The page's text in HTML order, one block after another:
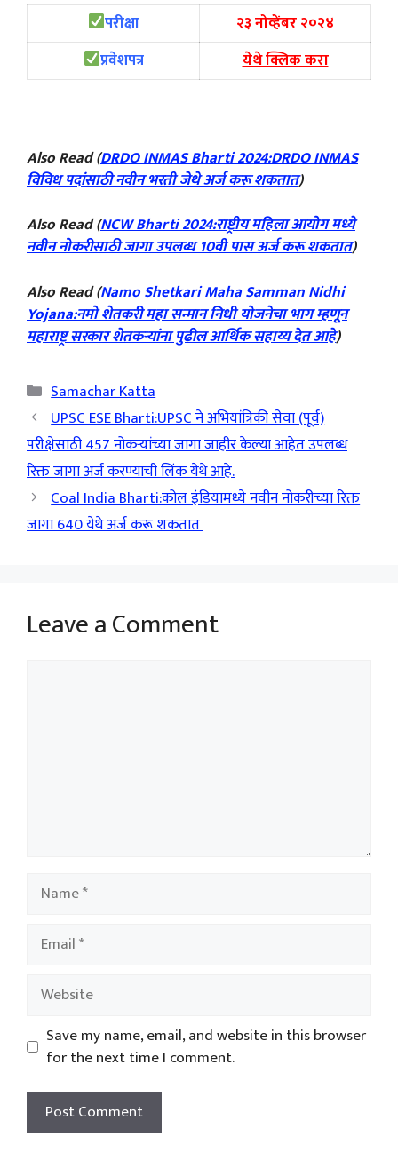
परीक्षा
२३ नोव्हेंबर २०२४
प्रवेशपत्र
येथे क्लिक करा
Also Read (DRDO INMAS Bharti 2024:DRDO INMAS
विविध पदांसाठी नवीन भरती जेथे अर्ज करू शकतात)
Also Read (NCW Bharti 2024:राष्ट्रीय महिला आयोग मध्ये
नवीन नोकरीसाठी जागा उपलब्ध 10वी पास अर्ज करू शकतात)
Also Read (Namo Shetkari Maha Samman Nidhi
Yojana:नमो शेतकरी महा सन्मान निधी योजनेचा भाग म्हणून
महाराष्ट्र सरकार शेतकऱ्यांना पुढील आर्थिक सहाय्य देत आहे)
Categories
Samachar Katta
UPSC ESE Bharti:UPSC ने अभियांत्रिकी सेवा (पूर्व)
परीक्षेसाठी 457 नोकऱ्यांच्या जागा जाहीर केल्या आहेत उपलब्ध
रिक्त जागा अर्ज करण्याची लिंक येथे आहे.
Coal India Bharti:कोल इंडियामध्ये नवीन नोकरीच्या रिक्त
जागा 640 येथे अर्ज करू शकतात
Leave a Comment
Name
Email
Website
Save my name, email, and website in this browser
for the next time I comment.